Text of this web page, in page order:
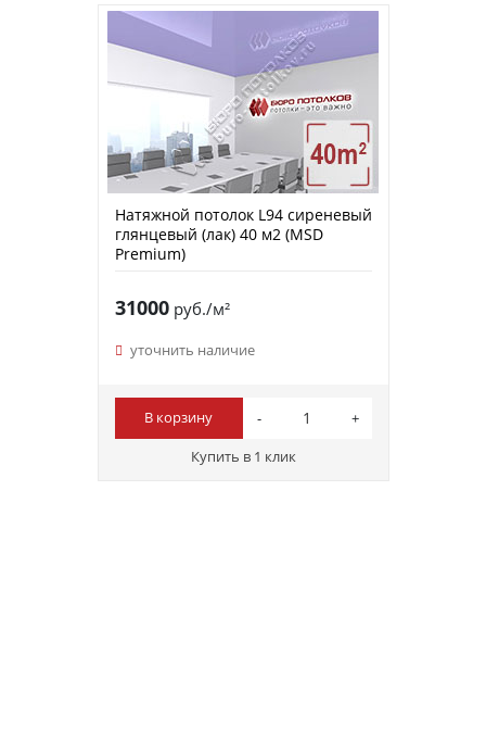
Натяжной потолок L94 сиреневый
глянцевый (лак) 40 м2 (MSD
Premium)
31000руб./м²
уточнить наличие
В корзину
Купить в 1 клик